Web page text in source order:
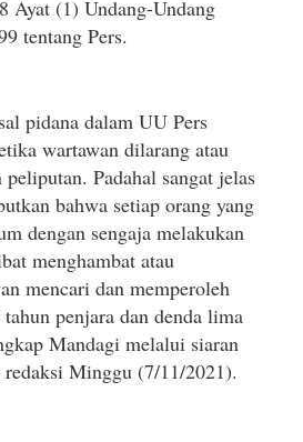
Ayat (1) Undang-Undang
tentang Pers.
pidana dalam UU Pers
wartawan dilarang atau
Padahal sangat jelas
bahwa setiap orang yang
dengan sengaja melakukan
menghambat atau
mencari dan memperoleh
penjara dan denda lima
Mandagi melalui siaran
Minggu (7/11/2021).